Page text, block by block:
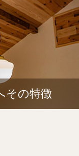
その特徴